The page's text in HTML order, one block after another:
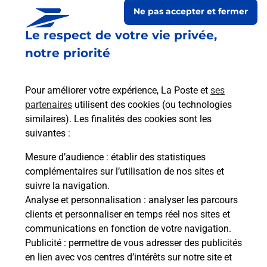
Le respect de votre vie privée,
notre priorité
Pour améliorer votre expérience, La Poste et ses
partenaires utilisent des cookies (ou technologies
similaires). Les finalités des cookies sont les
suivantes :
Mesure d’audience : établir des statistiques
complémentaires sur l’utilisation de nos sites et
suivre la navigation.
Analyse et personnalisation : analyser les parcours
clients et personnaliser en temps réel nos sites et
communications en fonction de votre navigation.
Publicité : permettre de vous adresser des publicités
en lien avec vos centres d’intérêts sur notre site et
Ne pas accepter et fermer
Collecte du courrier aujourd'hui à 08h00
Rue Du 22 Juin 1944
26120 Combovin
Itinéraire
Le lien s'ouvre dans un nouvel onglet